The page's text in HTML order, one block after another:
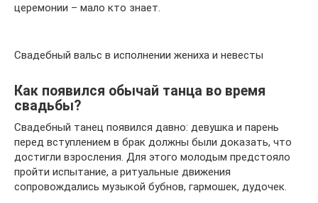
церемонии – мало кто знает.
Свадебный вальс в исполнении жениха и невесты
Как появился обычай танца во время
свадьбы?
Свадебный танец появился давно: девушка и парень
перед вступлением в брак должны были доказать, что
достигли взросления. Для этого молодым предстояло
пройти испытание, а ритуальные движения
сопровождались музыкой бубнов, гармошек, дудочек.